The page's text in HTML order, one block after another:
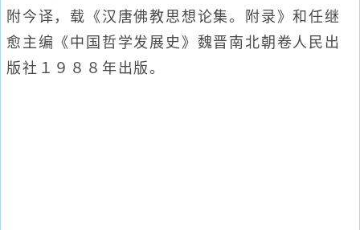
附今译，载《汉唐佛教思想论集。附录》和任继
愈主编《中国哲学发展史》魏晋南北朝卷人民出
版社１９８８年出版。